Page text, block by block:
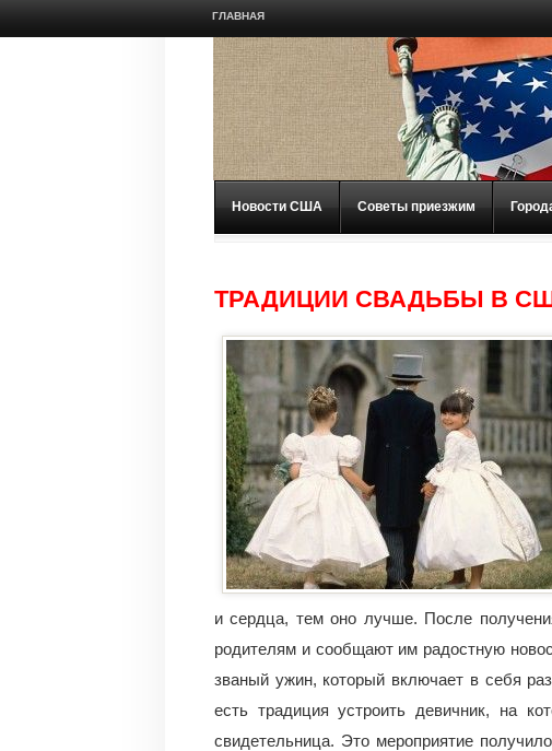
ГЛАВНАЯ
Новости США Советы приезжим
ТРАДИЦИИ СВАДЬБЫ В
и сердца, тем оно лучше. После
родителям и сообщают им радостную
званый ужин, который включает в себя
есть традиция устроить девичник, на
свидетельница. Это мероприятие